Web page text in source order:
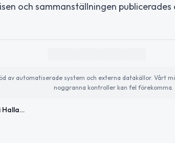
och sammanställningen publicerades
av automatiserade system och externa datakällor. Vårt
noggranna kontroller kan fel förekomma.
Inga större händelser i Hallands län under kvällen och natten